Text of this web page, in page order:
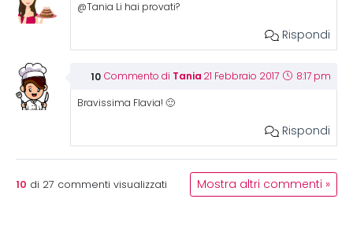
@Tania Li hai provati?
Rispondi
Commento di Tania 21 Febbraio 2017 8:17 pm
Bravissima Flavia! 🙂
Rispondi
10 di 27 commenti visualizzati Mostra altri commenti »